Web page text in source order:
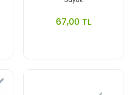
67,00 TL